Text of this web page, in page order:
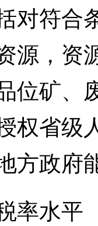
对符合
源，资
位矿、
权省级
方政府
水平